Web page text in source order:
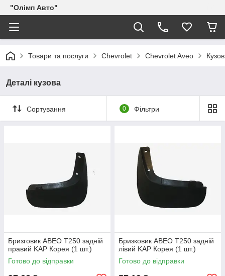
"Олімп Авто"
Товари та послуги Chevrolet Chevrolet Aveo Кузов
Деталі кузова
Сортування 0 Фільтри
Бризговик АВЕО Т250 задній
правий KAP Корея (1 шт.)
Готово до відправки
Бризковик АВЕО Т250 задній
лівий KAP Корея (1 шт.)
Готово до відправки